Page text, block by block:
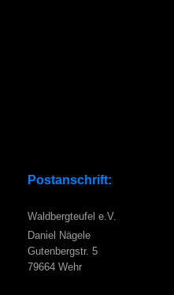
Postanschrift:
Waldbergteufel e.V.
Daniel Nägele
Gutenbergstr. 5
79664 Wehr